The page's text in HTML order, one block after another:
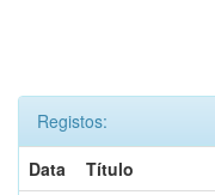
Registos:
Data
Título